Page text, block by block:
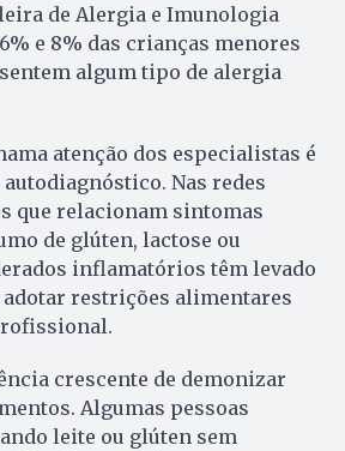
de Alergia e Imunologia
e 8% das crianças menores
algum tipo de alergia
atenção dos especialistas é
Nas redes
que relacionam sintomas
de glúten, lactose ou
inflamatórios têm levado
adotar restrições alimentares
crescente de demonizar
Algumas pessoas
leite ou glúten sem